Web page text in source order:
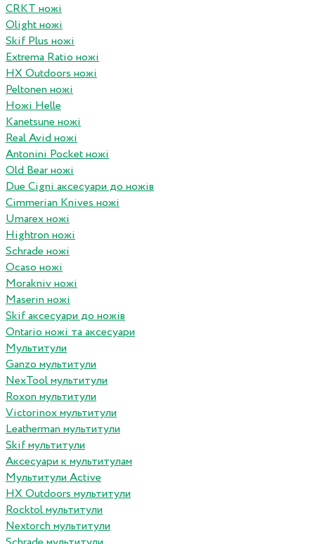
CRKT ножі
Olight ножі
Skif Plus ножі
Extrema Ratio ножі
HX Outdoors ножі
Peltonen ножі
Ножі Helle
Kanetsune ножі
Real Avid ножі
Antonini Pocket ножі
Old Bear ножі
Due Cigni аксесуари до ножів
Cimmerian Knives ножі
Umarex ножі
Hightron ножі
Schrade ножі
Ocaso ножі
Morakniv ножі
Maserin ножі
Skif аксесуари до ножів
Ontario ножі та аксесуари
Мультитули
Ganzo мультитули
NexTool мультитули
Roxon мультитули
Victorinox мультитули
Leatherman мультитули
Skif мультитули
Аксесуари к мультитулам
Мультитули Active
HX Outdoors мультитули
Rocktol мультитули
Nextorch мультитули